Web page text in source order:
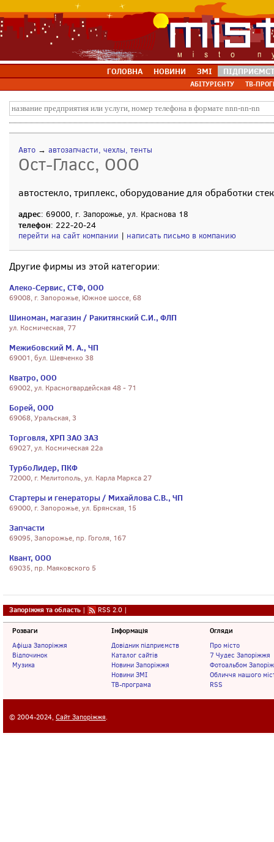
ГОЛОВНА НОВИНИ ЗМІ
АБІТУРІЄНТУ ТВ-
Авто → автозапчасти, чехлы, тенты
Ост-Гласс, ООО
автостекло, триплекс, оборудование для обработки
адрес: 69000, г. Запорожье, ул. Краснова 18
телефон: 222-20-24
перейти на сайт компании | написать письмо в компанию
Другие фирмы из этой категории:
Алеко-Сервис, СТФ, ООО
69008, г. Запорожье, Южное шоссе, 68
Шиноман, магазин / Ракитянский С.И., ФЛП
ул. Космическая, 77
Межибовский М. А., ЧП
69001, бул. Шевченко 38
Кватро, ООО
69002, ул. Красногвардейская 48 - 71
Борей, ООО
69068, Уральская, 3
Торговля, ХРП ЗАО ЗАЗ
69027, ул. Космическая 22а
ТурбоЛидер, ПКФ
72000, г. Мелитополь, ул. Карла Маркса 27
Стартеры и генераторы / Михайлова С.В., ЧП
69000, г. Запорожье, ул. Брянская, 15
Запчасти
69095, Запорожье, пр. Гоголя, 167
Квант, ООО
69035, пр. Маяковского 5
Запоріжжя та область | RSS 2.0 |
Розваги
Афіша Запоріжжя
Відпочинок
Музика
Інформація
Довідник підприємств
Каталог сайтів
Новини Запоріжжя
Новини ЗМІ
ТВ-програма
Огляди
Про місто
7 Чудес Запоріжжя
Фотоальбом
Обличчя нашого
RSS
© 2004-2024, Сайт Запоріжжя.